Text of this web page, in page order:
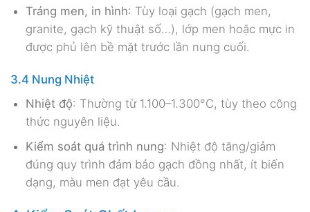
Tráng men, in hình: Tùy loại gạch (gạch men,
granite, gạch kỹ thuật số…), lớp men hoặc mực in
được phủ lên bề mặt trước lần nung cuối.
3.4 Nung Nhiệt
Nhiệt độ: Thường từ 1.100–1.300°C, tùy theo công
thức nguyên liệu.
Kiểm soát quá trình nung: Nhiệt độ tăng/giảm
đúng quy trình đảm bảo gạch đồng nhất, ít biến
dạng, màu men đạt yêu cầu.